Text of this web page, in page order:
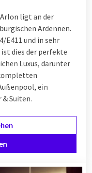
ligt an der
Ardennen.
E411 und in sehr
dies der perfekte
Luxus, darunter
ein
Suiten.